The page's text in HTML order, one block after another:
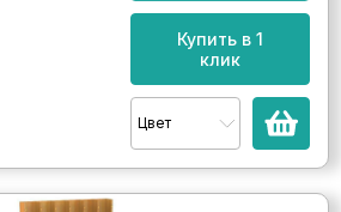
Купить в 1
клик
Цвет